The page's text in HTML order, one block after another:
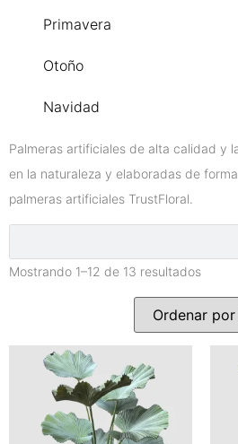
Primavera
Otoño
Navidad
Palmeras artificiales de alta calidad y
en la naturaleza y elaboradas de
palmeras artificiales TrustFloral.
Mostrando 1–12 de 13 resultados